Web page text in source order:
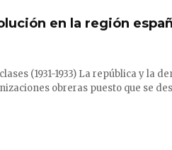
en la región
(1931-1933) La república y la
obreras puesto que se